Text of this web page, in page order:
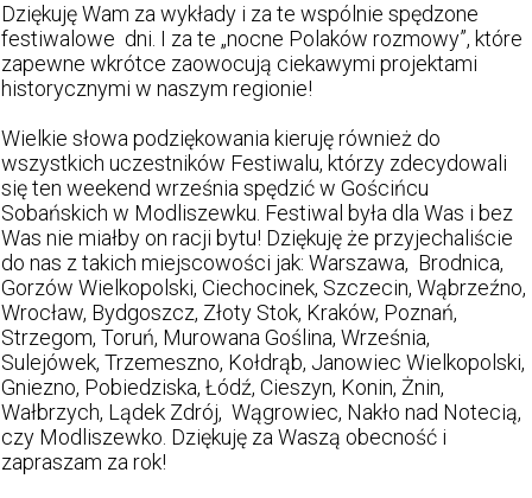
Dziękuję Wam za wykłady i za te wspólnie spędzone
festiwalowe dni. I za te „nocne Polaków rozmowy”, które
zapewne wkrótce zaowocują ciekawymi projektami
historycznymi w naszym regionie!
Wielkie słowa podziękowania kieruję również do
wszystkich uczestników Festiwalu, którzy zdecydowali
się ten weekend września spędzić w Gościńcu
Sobańskich w Modliszewku. Festiwal była dla Was i bez
Was nie miałby on racji bytu! Dziękuję że przyjechaliście
do nas z takich miejscowości jak: Warszawa, Brodnica,
Gorzów Wielkopolski, Ciechocinek, Szczecin, Wąbrzeźno,
Wrocław, Bydgoszcz, Złoty Stok, Kraków, Poznań,
Strzegom, Toruń, Murowana Goślina, Września,
Sulejówek, Trzemeszno, Kołdrąb, Janowiec Wielkopolski,
Gniezno, Pobiedziska, Łódź, Cieszyn, Konin, Żnin,
Wałbrzych, Lądek Zdrój, Wągrowiec, Nakło nad Notecią,
czy Modliszewko. Dziękuję za Waszą obecność i
zapraszam za rok!